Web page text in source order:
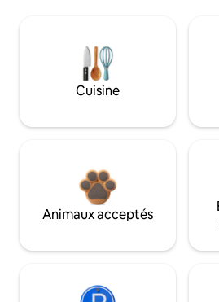
Cuisine
Animaux acceptés